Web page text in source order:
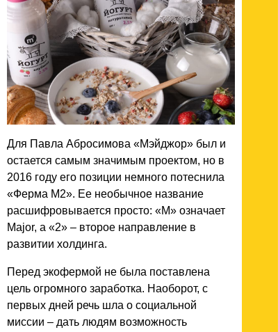
Для Павла Абросимова «Мэйджор» был и
остается самым значимым проектом, но в
2016 году его позиции немного потеснила
«Ферма М2». Ее необычное название
расшифровывается просто: «М» означает
Major, а «2» – второе направление в
развитии холдинга.
Перед экофермой не была поставлена
цель огромного заработка. Наоборот, с
первых дней речь шла о социальной
миссии – дать людям возможность